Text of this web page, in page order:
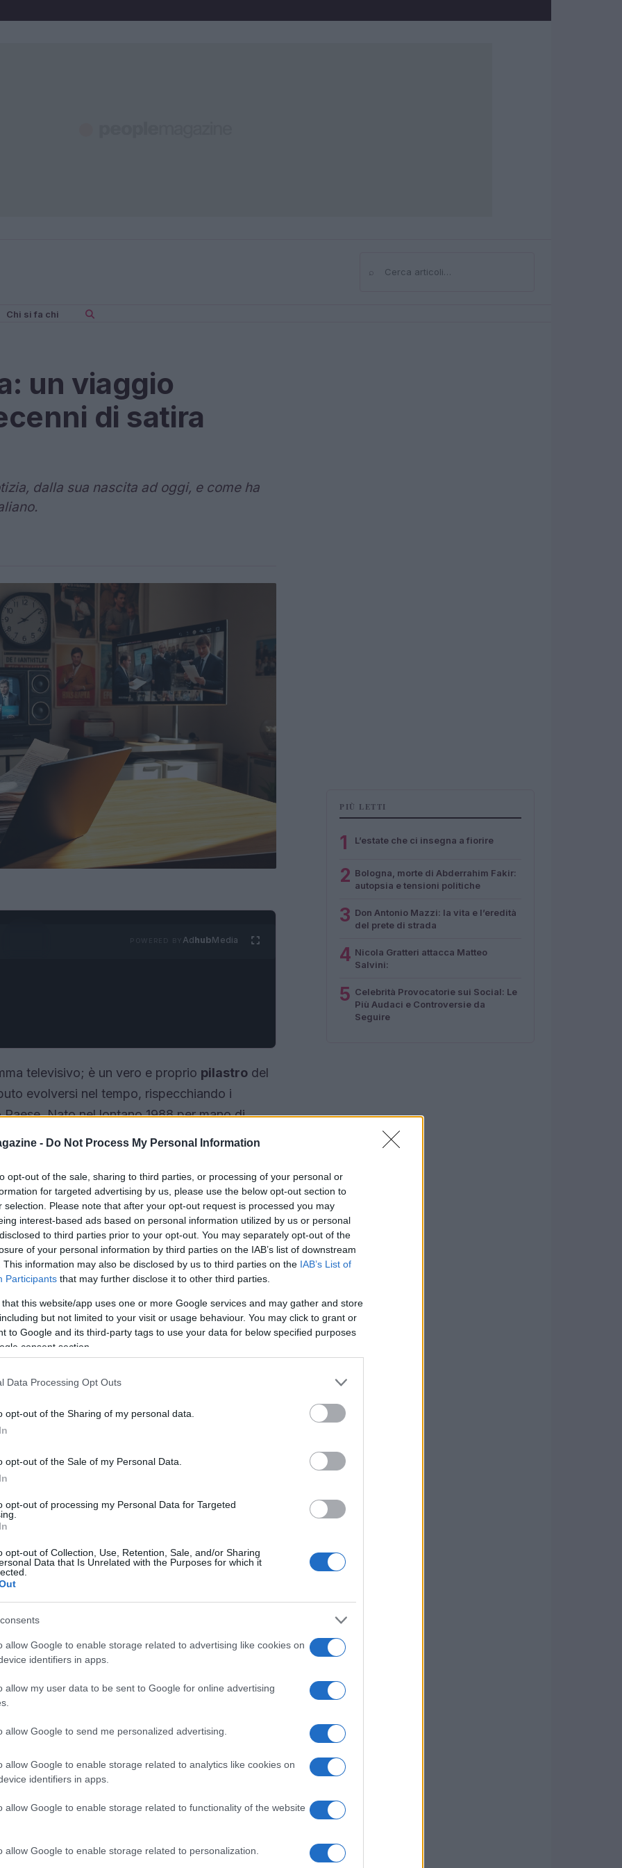
- Do Not Process My Personal Information
opt-out of the sale, sharing to third parties, or processing of your personal or
for targeted advertising by us, please use the below opt-out section to
selection. Please note that after your opt-out request is processed you may
interest-based ads based on personal information utilized by us or personal
to third parties prior to your opt-out. You may separately opt-out of the
of your personal information by third parties on the IAB’s list of downstream
This information may also be disclosed by us to third parties on the IAB’s List of
Participants that may further disclose it to other third parties.
that this website/app uses one or more Google services and may gather and store
but not limited to your visit or usage behaviour. You may click to grant or
to Google and its third-party tags to use your data for below specified purposes
consent section.
Data Processing Opt Outs
opt-out of the Sharing of my personal data.
opt-out of the Sale of my Personal Data.
opt-out of processing my Personal Data for Targeted
opt-out of Collection, Use, Retention, Sale, and/or Sharing
Data that Is Unrelated with the Purposes for which it
allow Google to enable storage related to advertising like cookies on
identifiers in apps.
allow my user data to be sent to Google for online advertising
allow Google to send me personalized advertising.
allow Google to enable storage related to analytics like cookies on
identifiers in apps.
allow Google to enable storage related to functionality of the website
allow Google to enable storage related to personalization.
⌕Cerca
Chi si fa chi
un viaggio
di satira
dalla sua nascita ad oggi, e come ha
AdhubMedia
televisivo; è un vero e proprio pilastro del
evolversi nel tempo, rispecchiando i
Nato nel lontano 1988 per mano di
ha conquistato il cuore degli italiani grazie a
quali sono stati i fattori che hanno
per la satira televisiva? In questo
analizzando l’impatto che ha avuto sulla
novembre 1988, inizialmente su Italia 1, per
subito, il programma si è presentato come
voce ai cittadini e cercando di risolvere le
visto? Quel formato innovativo, unito a un
del pubblico, portando alla creazione
come il Gabibbo, il pupazzo rosso che è
alternarsi diversi volti noti della televisione
che rappresentano le coppie più longeve e
spazio a inviati specializzati in inchieste, i
svelare truffe e scandali, contribuendo a
di informazione critica
un ruolo fondamentale nel successo
PIÙ LETTI
1 L’estate che ci insegna a fiorire
2 Bologna, morte di Abderrahim Fakir:
autopsia e tensioni politiche
3 Don Antonio Mazzi: la vita e l’eredità
del prete di strada
4 Nicola Gratteri attacca Matteo
Salvini:
5 Celebrità Provocatorie sui Social: Le
Più Audaci e Controversie da
Seguire